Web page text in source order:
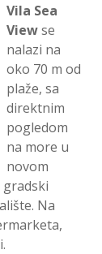
Vila Sea
Viewse
nalazi na
oko 70 m od
plaže, sa
direktnim
pogledom
na more u
novom
gradski
Na